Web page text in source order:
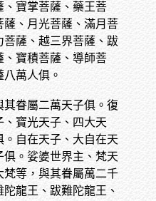
、寶掌菩薩、藥王菩
薩、月光菩薩、滿月菩
菩薩、越三界菩薩、跋
、寶積菩薩、導師菩
萬人俱。
眷屬二萬天子俱。復
、寶光天子、四大天
。自在天子、大自在天
。娑婆世界主、梵天
梵等，與其眷屬萬二千
龍王、跋難陀龍王、